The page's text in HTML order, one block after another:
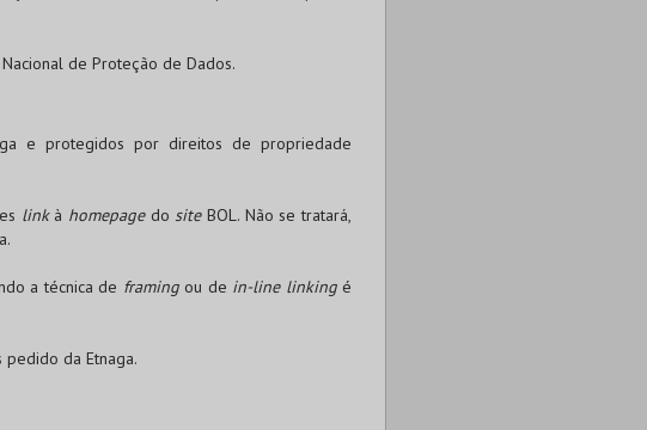
de Proteção de Dados.
e protegidos por direitos de propriedade
linkà homepagedo site BOL. Não se tratará,
a técnica de framingou de in-line linkingé
da Etnaga.